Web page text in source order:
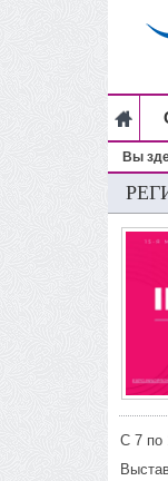
Вы
С 7 по